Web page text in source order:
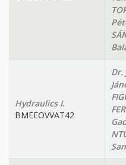
Hydraulics I.
BMEEOVVAT42
Dr.